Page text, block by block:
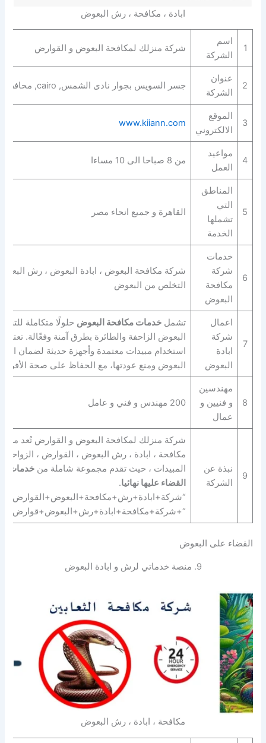
ابادة ، مكافحة ، رش البعوض
1
اسم
الشركة
شركة منزلك لمكافحة البعوض و القوارض
2
عنوان
الشركة
جسر السويس بجوار نادى الشمس, cairo, محافظة القاهرة‬ 11777
3
الموقع
الالكتروني
www.kiiann.com
4
مواعيد
العمل
من 8 صباحا الى 10 مساءا
5
المناطق
التي
تشملها
الخدمة
القاهرة و جميع انحاء مصر
6
خدمات
شركة
مكافحة
البعوض
شركة مكافحة البعوض ، ابادة البعوض ، رش
التخلص من البعوض
7
اعمال
شركة
ابادة
البعوض
تشمل خدمات مكافحة البعوض حلولًا متكاملة
البعوض الزاحفة والطائرة بطرق آمنة وفعّالة.
استخدام مبيدات معتمدة وأجهزة حديثة لضمان
البعوض ومنع عودتها، مع الحفاظ على صحة الأفراد
8
مهندسين
و فنيين و
عمال
200 مهندس و فني و عامل
9
نبذة عن
الشركة
شركة منزلك لمكافحة البعوض و القوارض تُعد من
مكافحة ، ابادة ، رش البعوض ، القوارض ، الزواحف
المبيدات ، حيث تقدم مجموعة شاملة من خدمات
القضاء عليها نهائيا.
القضاء على البعوض
9. منصة خدماتي لرش و ابادة البعوض
مكافحة ، ابادة ، رش البعوض